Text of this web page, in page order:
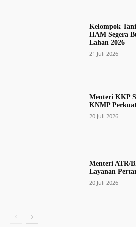
Kelompok
HAM Segera
Lahan 2026
21 Juli 2026
Menteri KKP
KNMP
20 Juli 2026
Menteri ATR/
Layanan
20 Juli 2026